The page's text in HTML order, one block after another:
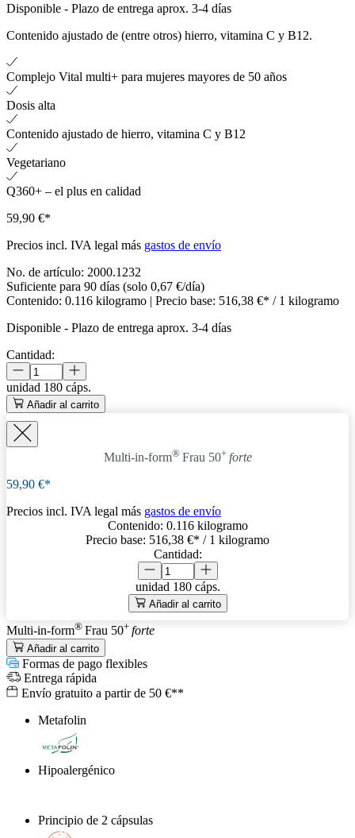
Disponible - Plazo de entrega aprox. 3-4 días
Contenido ajustado de (entre otros) hierro, vitamina C y B12.
Complejo Vital multi+ para mujeres mayores de 50 años
Dosis alta
Contenido ajustado de hierro, vitamina C y B12
Vegetariano
Q360+ – el plus en calidad
59,90 €*
Precios incl. IVA legal más gastos de envío
No. de artículo: 2000.1232
Suficiente para 90 días (solo 0,67 €/día)
Contenido: 0.116 kilogramo | Precio base: 516,38 €* / 1 kilogramo
Disponible - Plazo de entrega aprox. 3-4 días
Cantidad:
unidad 180 cáps.
Añadir al carrito
Multi-in-form® Frau 50+ forte
59,90 €*
Precios incl. IVA legal más gastos de envío
Contenido: 0.116 kilogramo
Precio base: 516,38 €* / 1 kilogramo
Cantidad:
unidad 180 cáps.
Añadir al carrito
Multi-in-form® Frau 50+ forte
Añadir al carrito
Formas de pago flexibles
Entrega rápida
Envío gratuito a partir de 50 €**
Metafolin
®
Hipoalergénico
Principio de 2 cápsulas